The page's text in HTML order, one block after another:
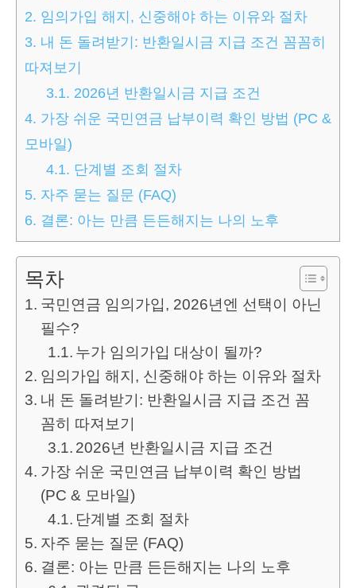
2. 임의가입 해지, 신중해야 하는 이유와 절차
3. 내 돈 돌려받기: 반환일시금 지급 조건 꼼꼼히
따져보기
3.1. 2026년 반환일시금 지급 조건
4. 가장 쉬운 국민연금 납부이력 확인 방법 (PC &
모바일)
4.1. 단계별 조회 절차
5. 자주 묻는 질문 (FAQ)
6. 결론: 아는 만큼 든든해지는 나의 노후
목차
국민연금 임의가입, 2026년엔 선택이 아닌
필수?
누가 임의가입 대상이 될까?
임의가입 해지, 신중해야 하는 이유와 절차
내 돈 돌려받기: 반환일시금 지급 조건 꼼
꼼히 따져보기
2026년 반환일시금 지급 조건
가장 쉬운 국민연금 납부이력 확인 방법
(PC & 모바일)
단계별 조회 절차
자주 묻는 질문 (FAQ)
결론: 아는 만큼 든든해지는 나의 노후